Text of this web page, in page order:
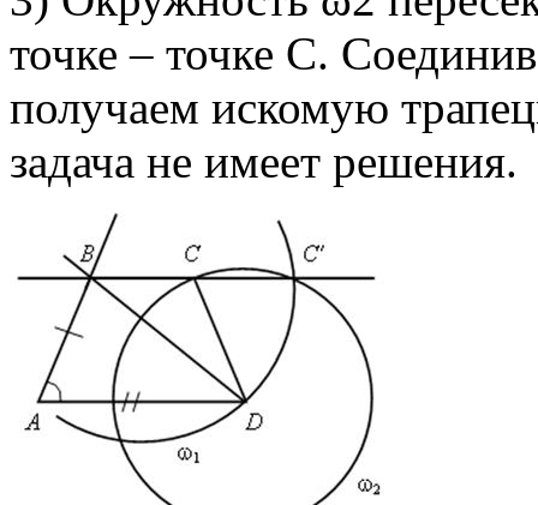
точке – точке С.
получаем искомую
задача не имеет решения.